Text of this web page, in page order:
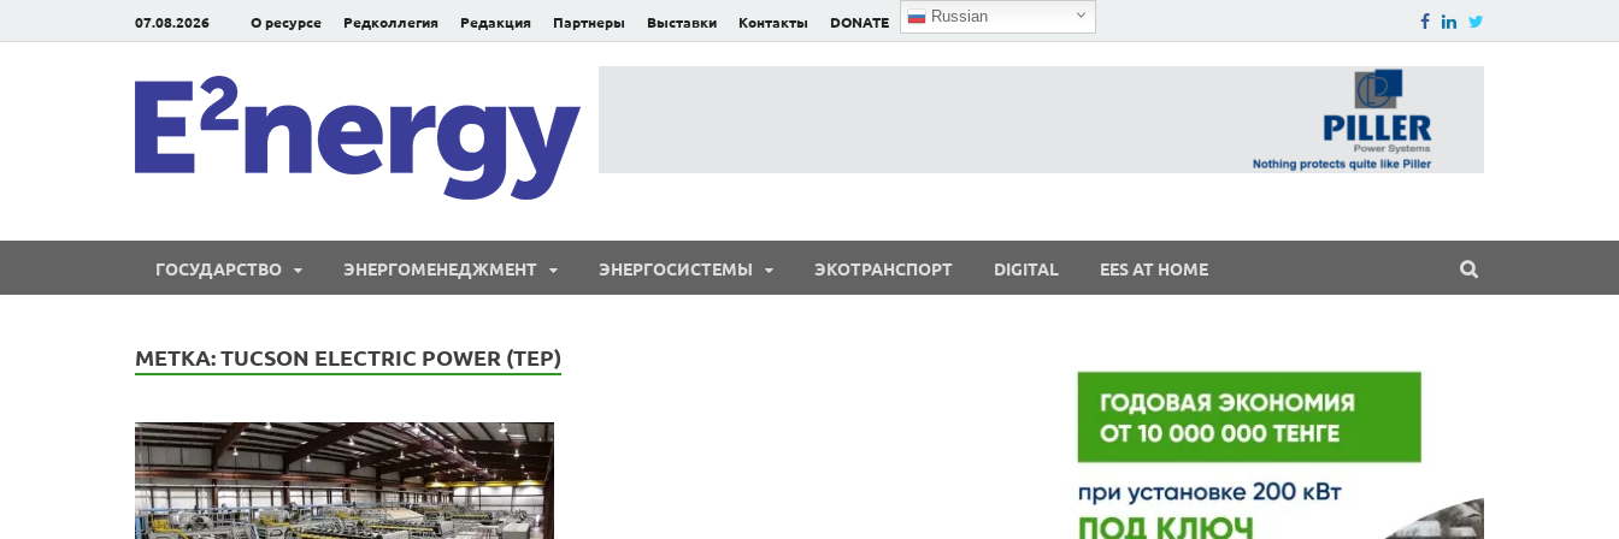
07.08.2026 О ресурсе Редколлегия Редакция Партнеры Выставки Контакты DONATE Russian
ГОСУДАРСТВО ЭНЕРГОМЕНЕДЖМЕНТ ЭНЕРГОСИСТЕМЫ ЭКОТРАНСПОРТ DIGITAL EES AT HOME
МЕТКА:TUCSON ELECTRIC POWER (TEP)